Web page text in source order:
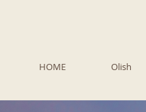
HOME Olish